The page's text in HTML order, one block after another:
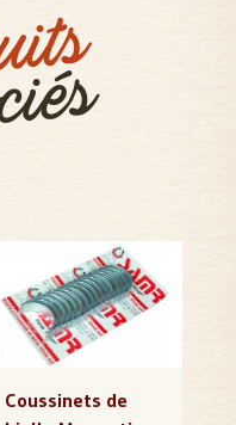
Coussinets de